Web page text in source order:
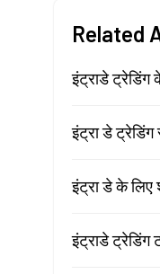
Related
इंट्राडे
इंट्रा डे ट्रेडिंग
इंट्रा डे के
इंट्राडे ट्रेडिंग